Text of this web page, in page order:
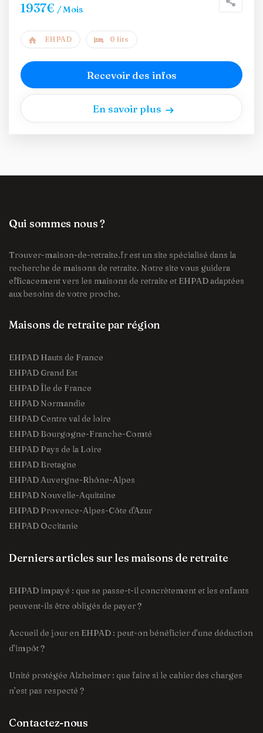
1937€ / Mois
EHPAD 0 lits
Recevoir des infos
En savoir plus
Qui sommes nous ?
Trouver-maison-de-retraite.fr est un site spécialisé dans la
recherche de maisons de retraite. Notre site vous guidera
efficacement vers les maisons de retraite et EHPAD adaptées
aux besoins de votre proche.
Maisons de retraite par région
EHPAD Hauts de France
EHPAD Grand Est
EHPAD Île de France
EHPAD Normandie
EHPAD Centre val de loire
EHPAD Bourgogne-Franche-Comté
EHPAD Pays de la Loire
EHPAD Bretagne
EHPAD Auvergne-Rhône-Alpes
EHPAD Nouvelle-Aquitaine
EHPAD Provence-Alpes-Côte d'Azur
EHPAD Occitanie
Derniers articles sur les maisons de retraite
EHPAD impayé : que se passe-t-il concrètement et les enfants
peuvent-ils être obligés de payer ?
Accueil de jour en EHPAD : peut-on bénéficier d’une déduction
d’impôt ?
Unité protégée Alzheimer : que faire si le cahier des charges
n’est pas respecté ?
Contactez-nous